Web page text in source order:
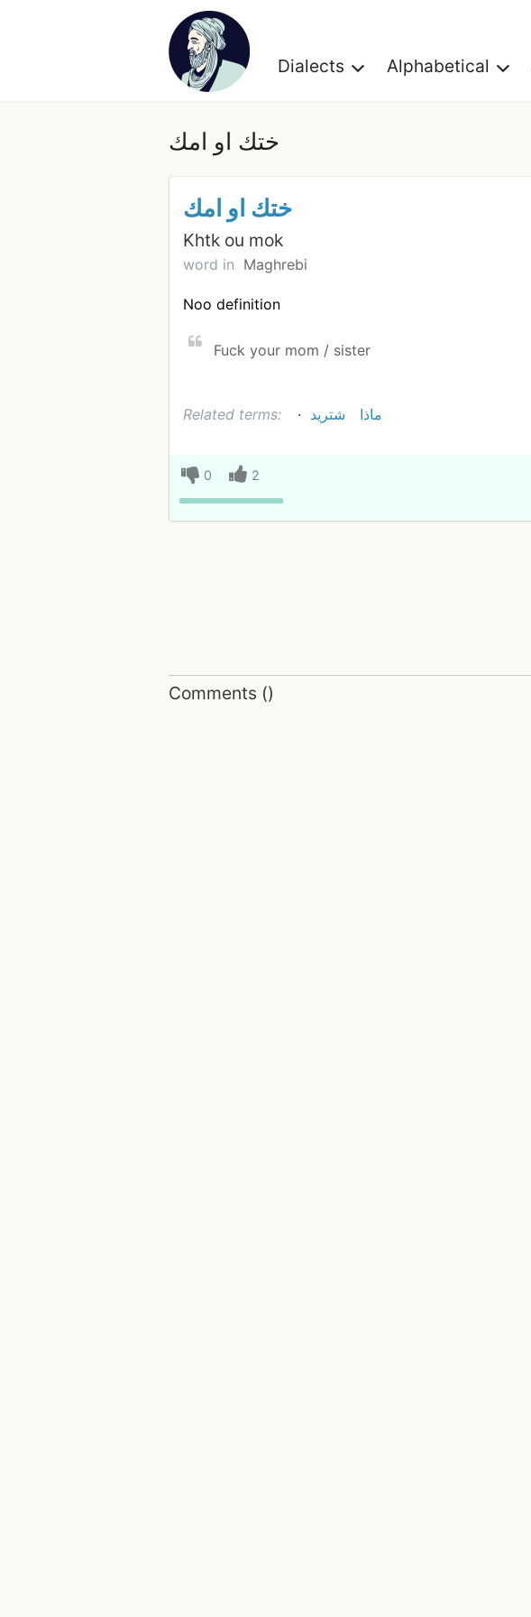
Dialects Alphabetical
ختك او امك
ختك او امك
Khtk ou mok
word in Maghrebi
Noo definition
Fuck your mom / sister
Related terms: شتريد ماذا
0
2
Comments ()